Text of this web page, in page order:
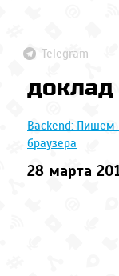
Telegram
доклад
Backend: Пишем
браузера
28 марта